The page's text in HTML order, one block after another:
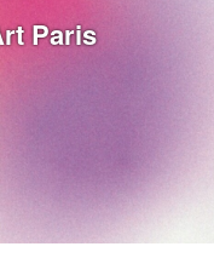
Paris